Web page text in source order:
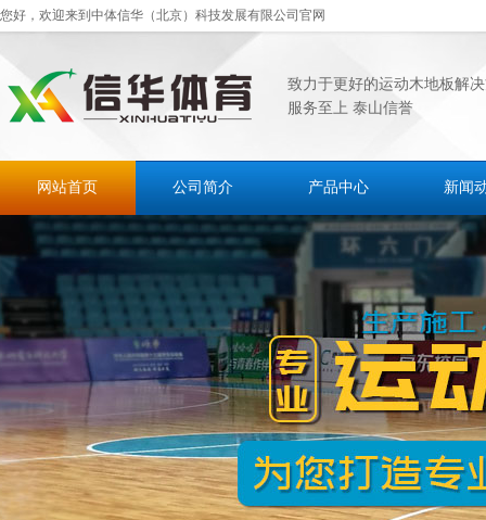
您好，欢迎来到中体信华（北京）科技发展有限公司官网
致力于更好的运动木地板解
服务至上 泰山信誉
网站首页 公司简介 产品中心 新闻